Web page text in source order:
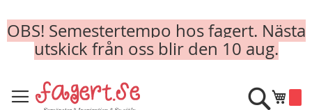
OBS! Semestertempo hos fagert. Nästa
utskick från oss blir den 10 aug.
to
Content
Min
Sök